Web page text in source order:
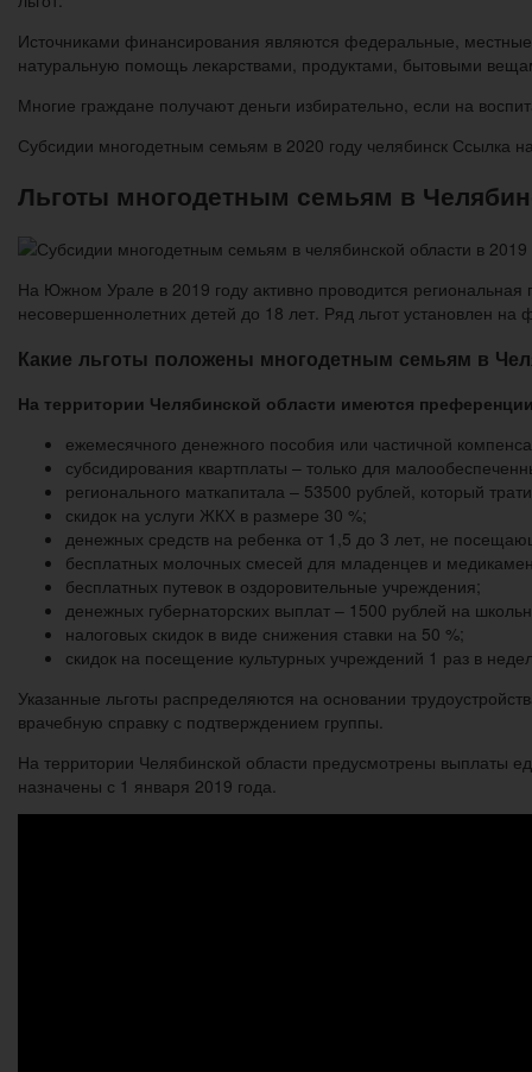
Источниками финансирования являются федеральные,
натуральную помощь лекарствами, продуктами, бытовыми
Многие граждане получают деньги избирательно, если на
Субсидии многодетным семьям в 2020 году челябинск Ссылка
Льготы многодетным семьям в
На Южном Урале в 2019 году активно проводится
несовершеннолетних детей до 18 лет. Ряд льгот установлен
Какие льготы положены многодетным семьям в
На территории Челябинской области имеются
ежемесячного денежного пособия или частичной
субсидирования квартплаты – только для
регионального маткапитала – 53500 рублей, который
скидок на услуги ЖКХ в размере 30 %;
денежных средств на ребенка от 1,5 до 3 лет, не
бесплатных молочных смесей для младенцев и
бесплатных путевок в оздоровительные учреждения;
денежных губернаторских выплат – 1500 рублей на
налоговых скидок в виде снижения ставки на 50 %;
скидок на посещение культурных учреждений 1 раз в
Указанные льготы распределяются на основании
врачебную справку с подтверждением группы.
На территории Челябинской области предусмотрены выплаты
назначены с 1 января 2019 года.